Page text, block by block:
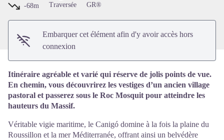
-68m
Traversée GR®
Embarquer cet élément afin d'y avoir accès hors
connexion
Itinéraire agréable et varié qui réserve de jolis points de vue.
En chemin, vous découvrirez les vestiges d’un ancien village
pastoral et passerez sous le Roc Mosquit pour atteindre les
hauteurs du Massif.
Véritable vigie maritime, le Canigó domine à la fois la plaine du
Roussillon et la mer Méditerranée, offrant ainsi un belvédère